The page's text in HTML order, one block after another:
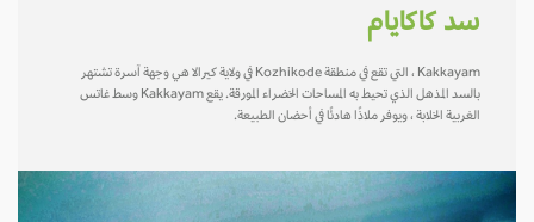
سد كاكايام
Kakkayam ، التي تقع في منطقة Kozhikode في ولاية كيرالا هي وجهة آسرة تشتهر
بالسد المذهل الذي تحيط به المساحات الخضراء المورقة. يقع Kakkayam وسط غاتس
الغربية الخلابة ، ويوفر ملاذًا هادئًا في أحضان الطبيعة.